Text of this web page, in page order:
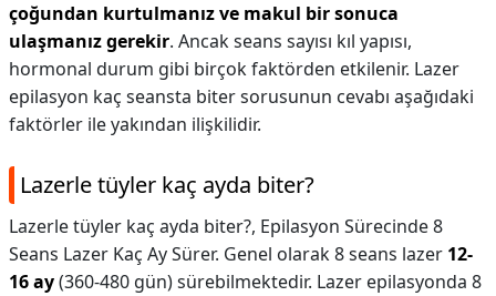
çoğundan kurtulmanız ve makul bir sonuca
ulaşmanız gerekir. Ancak seans sayısı kıl yapısı,
hormonal durum gibi birçok faktörden etkilenir. Lazer
epilasyon kaç seansta biter sorusunun cevabı aşağıdaki
faktörler ile yakından ilişkilidir.
Lazerle tüyler kaç ayda biter?
Lazerle tüyler kaç ayda biter?, Epilasyon Sürecinde 8
Seans Lazer Kaç Ay Sürer. Genel olarak 8 seans lazer 12-
16 ay(360-480 gün) sürebilmektedir. Lazer epilasyonda 8